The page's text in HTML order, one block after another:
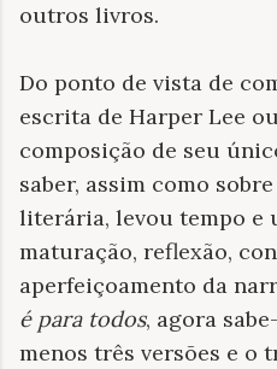
outros livros.
Do ponto de vista de
escrita de Harper Lee
composição de seu
saber, assim como
literária, levou tempo e
maturação, reflexão,
aperfeiçoamento da
é para todos, agora
menos três versões e o